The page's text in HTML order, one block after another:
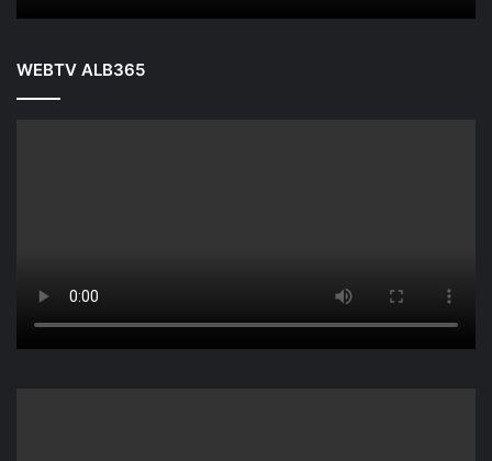
WEBTV ALB365